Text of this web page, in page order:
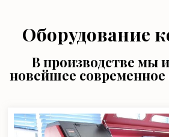
Оборудование
В производстве мы
новейшее современное